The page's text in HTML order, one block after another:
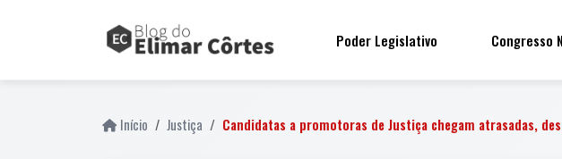
Poder Legislativo Congresso
Início Justiça Candidatas a promotoras de Justiça chegam atrasadas,